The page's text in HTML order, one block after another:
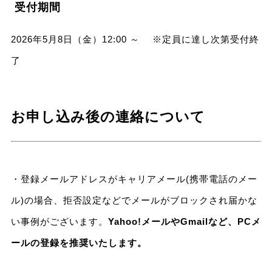
受付期間
2026年5月8日（金）12:00 ～ ※定員に達し次第受付終
了
お申し込み後の連絡について
・登録メールアドレスがキャリアメール(携帯電話のメー
ル)の場合、拒否設定などでメールがブロックされ届かな
い事例がございます。 Yahoo!メールやGmailなど、PCメ
ールの登録を推奨いたします。